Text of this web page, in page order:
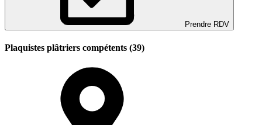
Prendre RDV
Plaquistes plâtriers compétents (39)